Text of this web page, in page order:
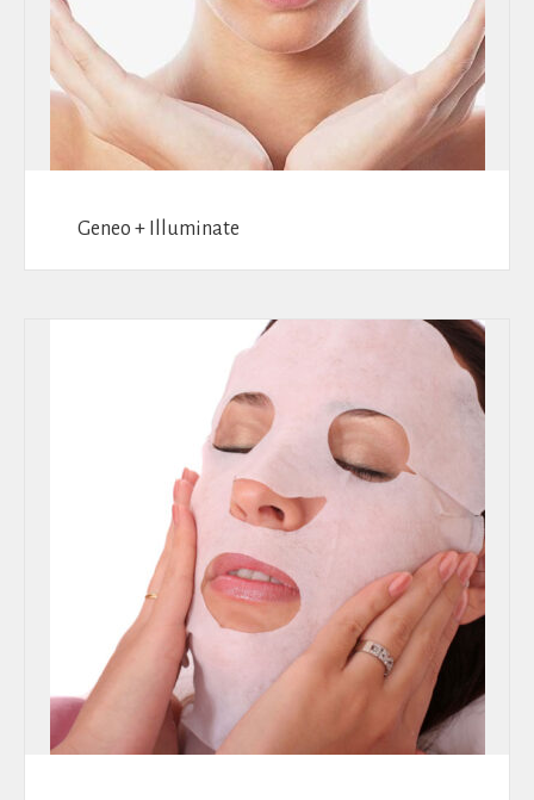
Geneo + Illuminate